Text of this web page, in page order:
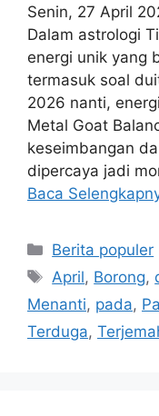
Senin, 27 April
Dalam astrologi
energi unik yang
termasuk soal
2026 nanti,
Metal Goat
keseimbangan
dipercaya jadi
Baca
Kategori
Berita populer
Tag
April, Borong,
Menanti, pada,
Terduga,